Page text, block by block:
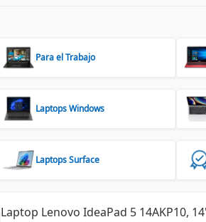
Para el Trabajo
Laptops Windows
Laptops Surface
Laptop Lenovo IdeaPad 5 14AKP10,